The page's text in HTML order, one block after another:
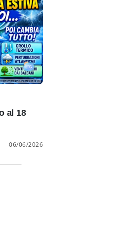
al 18
06/06/2026